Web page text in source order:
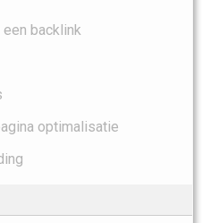
backlink
optimalisatie